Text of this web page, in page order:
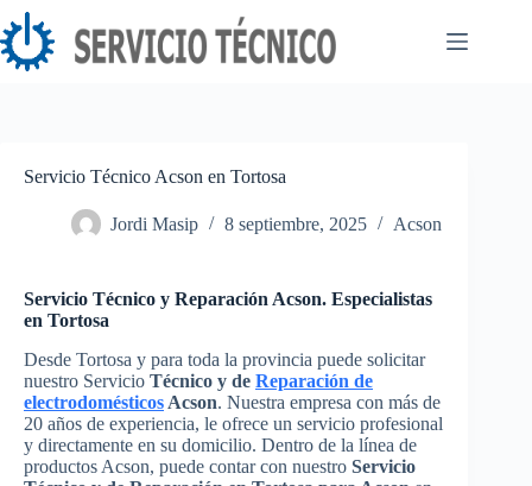
Saltar
al
contenido
Servicio Técnico Acson en Tortosa
Jordi Masip 8 septiembre, 2025 Acson
Servicio Técnico y Reparación Acson. Especialistas
en Tortosa
Desde Tortosa y para toda la provincia puede solicitar
nuestro Servicio Técnico y de Reparación de
electrodomésticos Acson. Nuestra empresa con más de
20 años de experiencia, le ofrece un servicio profesional
y directamente en su domicilio. Dentro de la línea de
productos Acson, puede contar con nuestro Servicio